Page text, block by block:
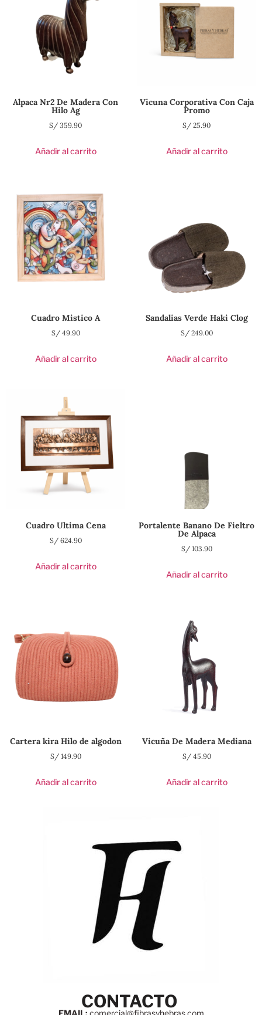
Alpaca Nr2 De Madera Con
Hilo Ag
S/ 359.90
Añadir al carrito
Vicuna Corporativa Con Caja
Promo
S/ 25.90
Añadir al carrito
Cuadro Mistico A
S/49.90
Añadir al carrito
Sandalias Verde Haki Clog
S/249.00
Añadir al carrito
Cuadro Ultima Cena
S/624.90
Añadir al carrito
Portalente Banano De Fieltro
De Alpaca
S/103.90
Añadir al carrito
Cartera kira Hilo de algodon
S/149.90
Añadir al carrito
Vicuña De Madera Mediana
S/45.90
Añadir al carrito
CONTACTO